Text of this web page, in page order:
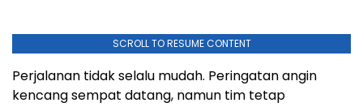
SCROLL TO RESUME CONTENT
Perjalanan tidak selalu mudah. Peringatan angin
kencang sempat datang, namun tim tetap